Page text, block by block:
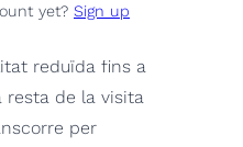
reduïda fins a
resta de la visita
per
yet? Sign up